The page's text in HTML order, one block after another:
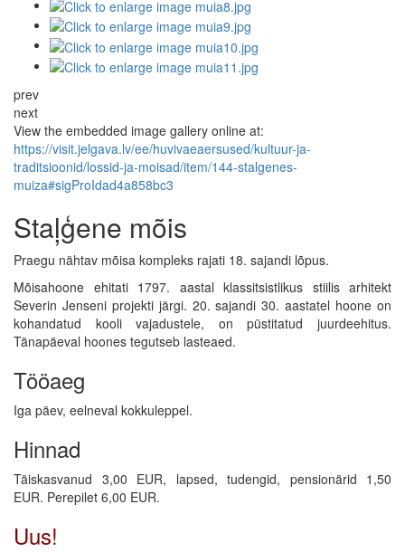
prev
next
View the embedded image gallery online at:
https://visit.jelgava.lv/ee/huvivaeaersused/kultuur-ja-
traditsioonid/lossid-ja-moisad/item/144-stalgenes-
muiza#sigProIdad4a858bc3
Staļģene mõis
Praegu nähtav mõisa kompleks rajati 18. sajandi lõpus.
Mõisahoone ehitati 1797. aastal klassitsistlikus stiilis arhitekt
Severin Jenseni projekti järgi. 20. sajandi 30. aastatel hoone on
kohandatud kooli vajadustele, on püstitatud juurdeehitus.
Tänapäeval hoones tegutseb lasteaed.
Tööaeg
Iga päev, eelneval kokkuleppel.
Hinnad
Täiskasvanud 3,00 EUR, lapsed, tudengid, pensionärid 1,50
EUR. Perepilet 6,00 EUR.
Uus!